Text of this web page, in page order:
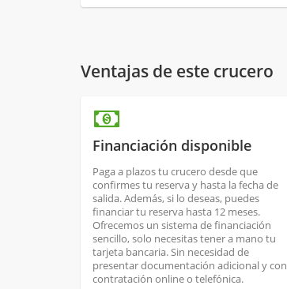
Ventajas de este crucero
Financiación disponible
Paga a plazos tu crucero desde que
confirmes tu reserva y hasta la fecha de
salida. Además, si lo deseas, puedes
financiar tu reserva hasta 12 meses.
Ofrecemos un sistema de financiación
sencillo, solo necesitas tener a mano tu
tarjeta bancaria. Sin necesidad de
presentar documentación adicional y con
contratación online o telefónica.